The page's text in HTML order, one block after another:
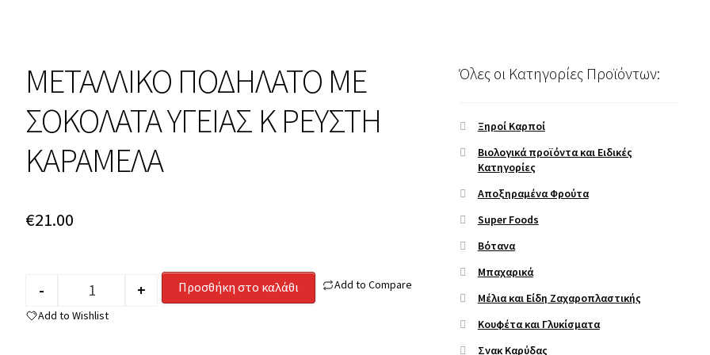
ΜΕΤΑΛΛΙΚΟ ΠΟΔΗΛΑΤΟ ΜΕ
ΣΟΚΟΛΑΤΑ ΥΓΕΙΑΣ Κ ΡΕΥΣΤΗ
ΚΑΡΑΜΕΛΑ
€21.00
Quantity
- + Προσθήκη στο καλάθι Add to Compare
Add to Wishlist
Όλες οι Κατηγορίες Προϊόντων:
Ξηροί Καρποί
Βιολογικά προϊόντα και Ειδικές
Κατηγορίες
Αποξηραμένα Φρούτα
Super Foods
Βότανα
Μπαχαρικά
Μέλια και Είδη Ζαχαροπλαστικής
Κουφέτα και Γλυκίσματα
Σνακ Καρύδας